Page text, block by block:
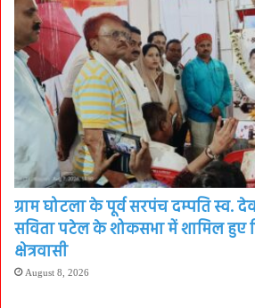
ग्राम घोटला के पूर्व सरपंच दम्पति स्व.
सविता पटेल के शोकसभा में शामिल
क्षेत्रवासी
August 8, 2026